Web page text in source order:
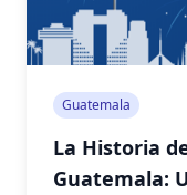
Guatemala
La Historia
Guatemala: